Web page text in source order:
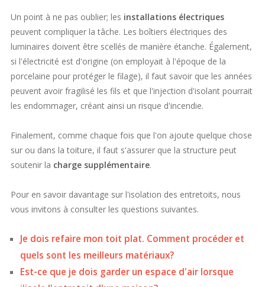
Un point à ne pas oublier; les installations électriques
peuvent compliquer la tâche. Les boîtiers électriques des
luminaires doivent être scellés de manière étanche. Également,
si l'électricité est d'origine (on employait à l'époque de la
porcelaine pour protéger le filage), il faut savoir que les années
peuvent avoir fragilisé les fils et que l'injection d'isolant pourrait
les endommager, créant ainsi un risque d'incendie.
Finalement, comme chaque fois que l'on ajoute quelque chose
sur ou dans la toiture, il faut s'assurer que la structure peut
soutenir la charge supplémentaire.
Pour en savoir davantage sur l'isolation des entretoits, nous
vous invitons à consulter les questions suivantes.
Je dois refaire mon toit plat. Comment procéder et
quels sont les meilleurs matériaux?
Est-ce que je dois garder un espace d'air lorsque